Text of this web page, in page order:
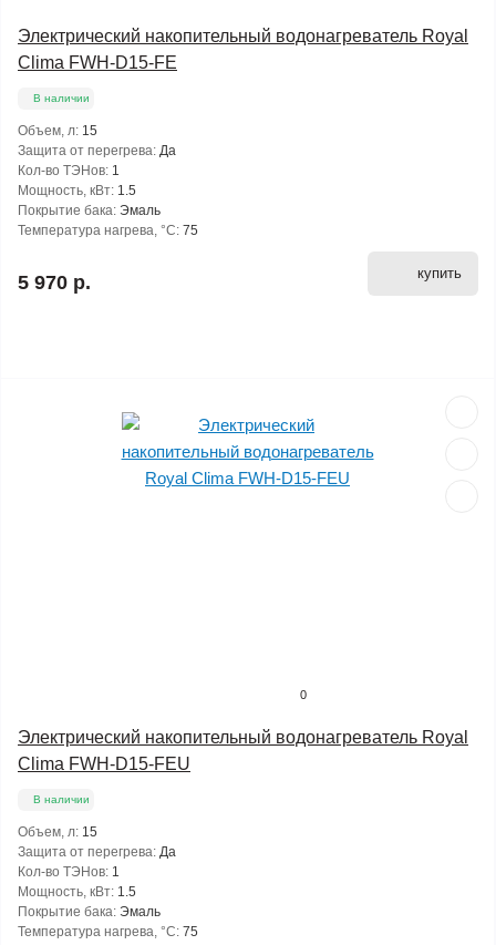
Электрический накопительный водонагреватель Royal
Clima FWH-D15-FE
В наличии
Объем, л: 15
Защита от перегрева: Да
Кол-во ТЭНов: 1
Мощность, кВт: 1.5
Покрытие бака: Эмаль
Температура нагрева, °С: 75
5 970 р. купить
0
Электрический накопительный водонагреватель Royal
Clima FWH-D15-FEU
В наличии
Объем, л: 15
Защита от перегрева: Да
Кол-во ТЭНов: 1
Мощность, кВт: 1.5
Покрытие бака: Эмаль
Температура нагрева, °С: 75